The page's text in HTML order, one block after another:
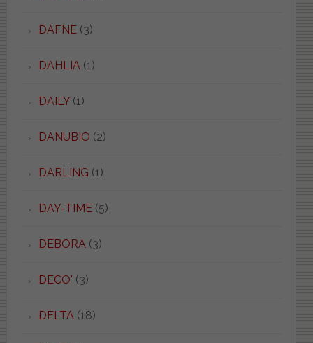
DAFNE(3)
DAHLIA(1)
DAILY(1)
DANUBIO (2)
DARLING (1)
DAY-TIME(5)
DEBORA(3)
DECO' (3)
DELTA(18)